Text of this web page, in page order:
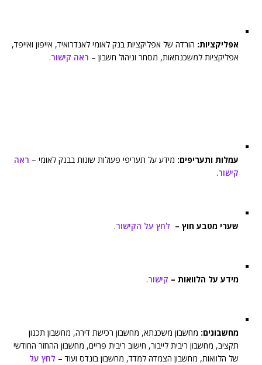
אפליקציות: הורדה של אפליקציות בנק לאומי לאנדרואיד, אייפון ואייפד,
אפליקציות למשכנתאות, מסחר וניהול חשבון – ראה קישור.
עמלות ותעריפים: מידע על תעריפי פעולות שונות בבנק לאומי – ראה
קישור.
שערי מטבע חוץ – לחץ על הקישור.
מידע על הלוואות – קישור.
מחשבונים: מחשבון משכנתא, מחשבון רכישת דירה, מחשבון תכנון
תקציב, מחשבון ריבית לייבור, חישוב ריבית פריים, מחשבון ההחזר החודשי
של הלוואות, מחשבון הצמדה למדד, מחשבון בונדס ועוד – לחץ על